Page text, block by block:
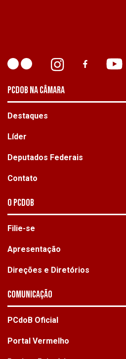
PCDOB NA CÂMARA
Destaques
Líder
Deputados Federais
Contato
O PCdoB
Filie-se
Apresentação
Direções e Diretórios
Comunicação
PCdoB Oficial
Portal Vermelho